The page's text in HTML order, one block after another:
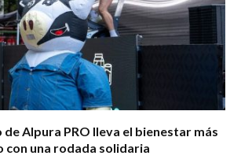
Alpura PRO lleva el bienestar más
con una rodada solidaria